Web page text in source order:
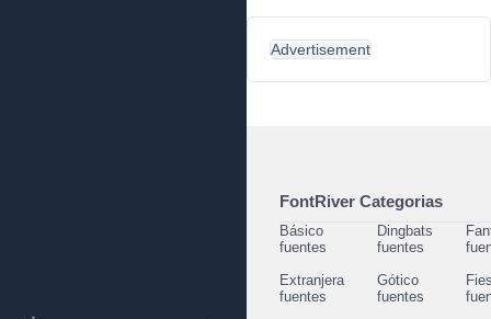
Advertisement
FontRiver Categorias
Básico
fuentes
Dingbats
fuentes
Extranjera
fuentes
Gótico
fuentes